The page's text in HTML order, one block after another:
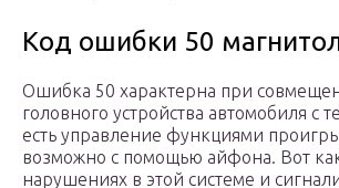
Код ошибки 50
Ошибка 50 характерна при
головного устройства автомобиля с
есть управление функциями
возможно с помощью айфона. Вот
нарушениях в этой системе и